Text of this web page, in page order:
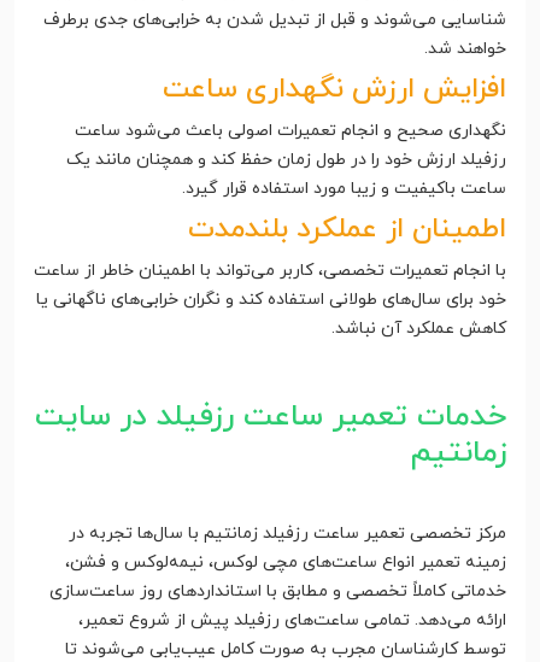
شناسایی می‌شوند و قبل از تبدیل شدن به خرابی‌های جدی برطرف
خواهند شد.
افزایش ارزش نگهداری ساعت
نگهداری صحیح و انجام تعمیرات اصولی باعث می‌شود ساعت
رزفیلد ارزش خود را در طول زمان حفظ کند و همچنان مانند یک
ساعت باکیفیت و زیبا مورد استفاده قرار گیرد.
اطمینان از عملکرد بلندمدت
با انجام تعمیرات تخصصی، کاربر می‌تواند با اطمینان خاطر از ساعت
خود برای سال‌های طولانی استفاده کند و نگران خرابی‌های ناگهانی یا
کاهش عملکرد آن نباشد.
خدمات تعمیر ساعت رزفیلد در سایت
زمانتیم
مرکز تخصصی تعمیر ساعت رزفیلد زمانتیم با سال‌ها تجربه در
زمینه تعمیر انواع ساعت‌های مچی لوکس، نیمه‌لوکس و فشن،
خدماتی کاملاً تخصصی و مطابق با استانداردهای روز ساعت‌سازی
ارائه می‌دهد. تمامی ساعت‌های رزفیلد پیش از شروع تعمیر،
توسط کارشناسان مجرب به صورت کامل عیب‌یابی می‌شوند تا